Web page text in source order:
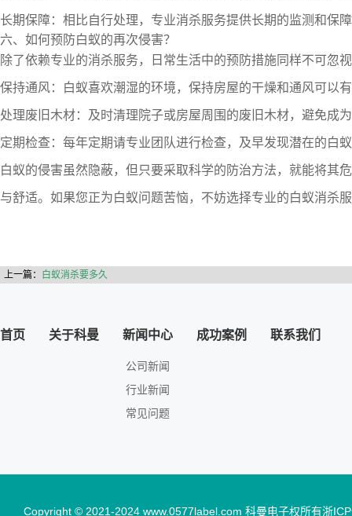
长期保障：相比自行处理，专业消杀服务提供长期的监测和保
六、如何预防白蚁的再次侵害？
除了依赖专业的消杀服务，日常生活中的预防措施同样不可忽
保持通风：白蚁喜欢潮湿的环境，保持房屋的干燥和通风可以
处理废旧木材：及时清理院子或房屋周围的废旧木材，避免成
定期检查：每年定期请专业团队进行检查，及早发现潜在的白
白蚁的侵害虽然隐蔽，但只要采取科学的防治方法，就能将其
与舒适。如果您正为白蚁问题苦恼，不妨选择专业的白蚁消杀
上一篇： 白蚁消杀要多久
首页 关于科曼 新闻中心
公司新闻
行业新闻
常见问题
成功案例 联系我们
Copyright © 2021-2024 www.0577label.com 科曼电子权所有浙